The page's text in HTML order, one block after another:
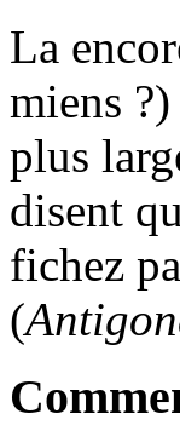
La
miens
plus
disent
fichez
(